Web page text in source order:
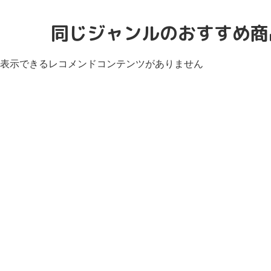
同じジャンルのおすすめ
表示できるレコメンドコンテンツがありません